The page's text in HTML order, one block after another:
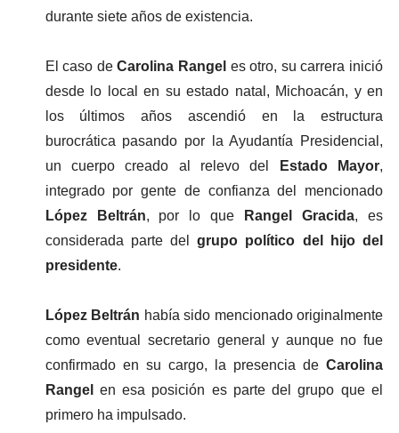
durante siete años de existencia.
El caso de Carolina Rangel es otro, su carrera inició
desde lo local en su estado natal, Michoacán, y en
los últimos años ascendió en la estructura
burocrática pasando por la Ayudantía Presidencial,
un cuerpo creado al relevo del
Estado Mayor,
integrado por gente de confianza del mencionado
López Beltrán, por lo que Rangel Gracida, es
considerada parte del grupo político del hijo del
presidente.
López Beltrán había sido mencionado originalmente
como eventual secretario general y aunque no fue
confirmado en su cargo, la presencia de Carolina
Rangel en esa posición es parte del grupo que el
primero ha impulsado.